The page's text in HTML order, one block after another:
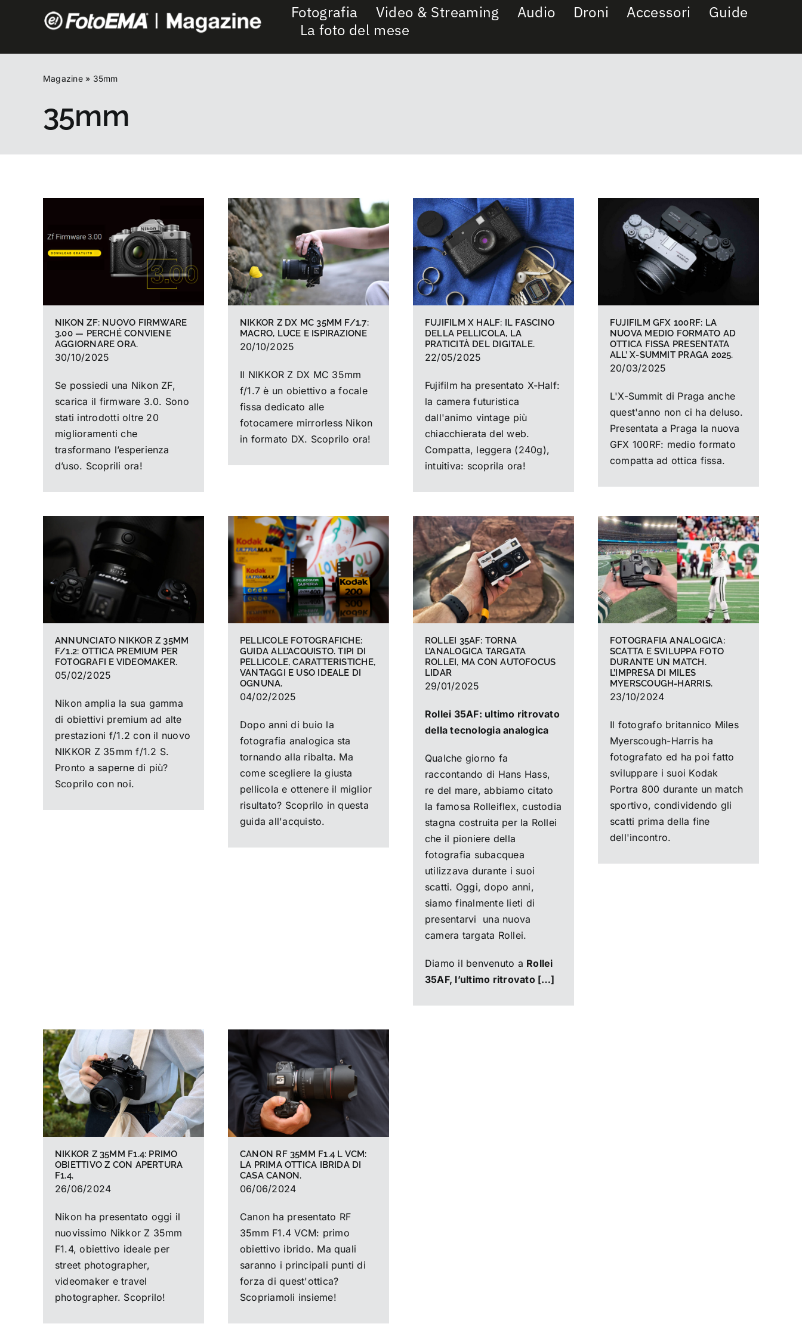
Fotografia Video & Streaming Audio Droni Accessori
Guide
La foto del mese
Magazine» 35mm
35mm
NIKON ZF: NUOVO FIRMWARE
3.00 — PERCHÉ CONVIENE
AGGIORNARE ORA.
30/10/2025
Se possiedi una Nikon ZF,
scarica il firmware 3.0. Sono
stati introdotti oltre 20
miglioramenti che
trasformano l’esperienza
d’uso. Scoprili ora!
NIKKOR Z DX MC 35MM F/1.7:
MACRO, LUCE E ISPIRAZIONE
20/10/2025
Il NIKKOR Z DX MC 35mm
f/1.7 è un obiettivo a focale
fissa dedicato alle
fotocamere mirrorless Nikon
in formato DX. Scoprilo ora!
FUJIFILM X HALF: IL FASCINO
DELLA PELLICOLA, LA
PRATICITÀ DEL DIGITALE.
22/05/2025
Fujifilm ha presentato X-Half:
la camera futuristica
dall'animo vintage più
chiacchierata del web.
Compatta, leggera (240g),
intuitiva: scoprila ora!
FUJIFILM GFX 100RF: LA
NUOVA MEDIO FORMATO AD
OTTICA FISSA PRESENTATA
ALL’ X-SUMMIT PRAGA 2025.
20/03/2025
L'X-Summit di Praga anche
quest'anno non ci ha deluso.
Presentata a Praga la nuova
GFX 100RF: medio formato
compatta ad ottica fissa.
ANNUNCIATO NIKKOR Z 35MM
F/1.2: OTTICA PREMIUM PER
FOTOGRAFI E VIDEOMAKER.
05/02/2025
Nikon amplia la sua gamma
di obiettivi premium ad alte
prestazioni f/1.2 con il nuovo
NIKKOR Z 35mm f/1.2 S.
Pronto a saperne di più?
Scoprilo con noi.
PELLICOLE FOTOGRAFICHE:
GUIDA ALL’ACQUISTO. TIPI DI
PELLICOLE, CARATTERISTICHE,
VANTAGGI E USO IDEALE DI
OGNUNA.
04/02/2025
Dopo anni di buio la
fotografia analogica sta
tornando alla ribalta. Ma
come scegliere la giusta
pellicola e ottenere il miglior
risultato? Scoprilo in questa
guida all'acquisto.
ROLLEI 35AF: TORNA
L’ANALOGICA TARGATA
ROLLEI, MA CON AUTOFOCUS
LIDAR
29/01/2025
Rollei 35AF: ultimo ritrovato
della tecnologia analogica
Qualche giorno fa
raccontando di Hans Hass,
re del mare, abbiamo citato
la famosa Rolleiflex, custodia
stagna costruita per la Rollei
che il pioniere della
fotografia subacquea
utilizzava durante i suoi
scatti. Oggi, dopo anni,
siamo finalmente lieti di
presentarvi una nuova
camera targata Rollei.
Diamo il benvenuto a Rollei
35AF, l’ultimo ritrovato […]
FOTOGRAFIA ANALOGICA:
SCATTA E SVILUPPA FOTO
DURANTE UN MATCH.
L’IMPRESA DI MILES
MYERSCOUGH-HARRIS.
23/10/2024
Il fotografo britannico Miles
Myerscough-Harris ha
fotografato ed ha poi fatto
sviluppare i suoi Kodak
Portra 800 durante un match
sportivo, condividendo gli
scatti prima della fine
dell'incontro.
NIKKOR Z 35MM F1.4: PRIMO
OBIETTIVO Z CON APERTURA
F1.4.
26/06/2024
Nikon ha presentato oggi il
nuovissimo Nikkor Z 35mm
F1.4, obiettivo ideale per
street photographer,
videomaker e travel
photographer. Scoprilo!
CANON RF 35MM F1.4 L VCM:
LA PRIMA OTTICA IBRIDA DI
CASA CANON.
06/06/2024
Canon ha presentato RF
35mm F1.4 VCM: primo
obiettivo ibrido. Ma quali
saranno i principali punti di
forza di quest'ottica?
Scopriamoli insieme!